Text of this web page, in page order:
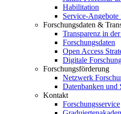
Habilitation
Service-
Forschungsdaten &
Transparenz in
Forschungsdaten
Open Access
Digitale
Forschungsförderung
Netzwerk
Datenbanken und
Kontakt
Forschungsservice